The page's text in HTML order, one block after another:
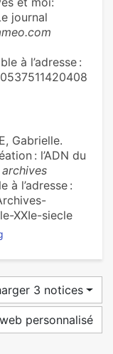
journal
à l’adresse :
Gabrielle.
: l’ADN du
à l’adresse :
XXIe-siecle
3 notices
personnalisé